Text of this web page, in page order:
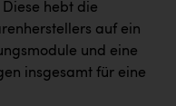
hebt die
auf ein
und eine
insgesamt für eine